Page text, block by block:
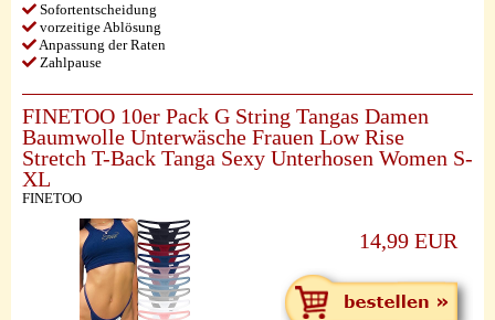
Sofortentscheidung
vorzeitige Ablösung
Anpassung der Raten
Zahlpause
FINETOO 10er Pack G String Tangas Damen
Baumwolle Unterwäsche Frauen Low Rise
Stretch T-Back Tanga Sexy Unterhosen Women S-
XL
FINETOO
14,99 EUR